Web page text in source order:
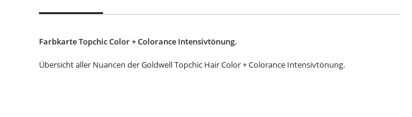
Farbkarte Topchic Color + Colorance Intensivtönung.
Übersicht aller Nuancen der Goldwell Topchic Hair Color + Colorance Intensivtönung.